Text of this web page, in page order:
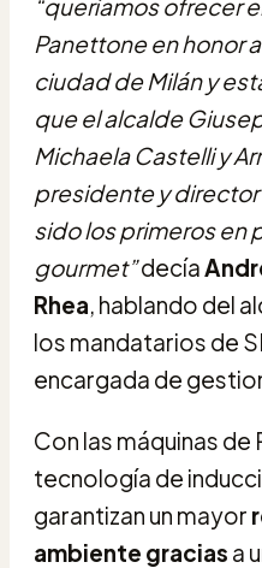
“queríamos ofrecer
Panettone en honor
ciudad de Milán y
que el alcalde
Michaela Castelli y
presidente y director
sido los primeros en
gourmet”decía
Rhea, hablando del
los mandatarios de
encargada de
Con las máquinas de
tecnología de
garantizan un mayor
ambiente gracias a